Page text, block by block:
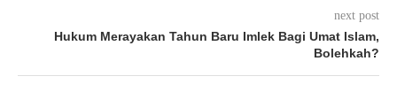
next post
Hukum Merayakan Tahun Baru Imlek Bagi Umat Islam,
Bolehkah?